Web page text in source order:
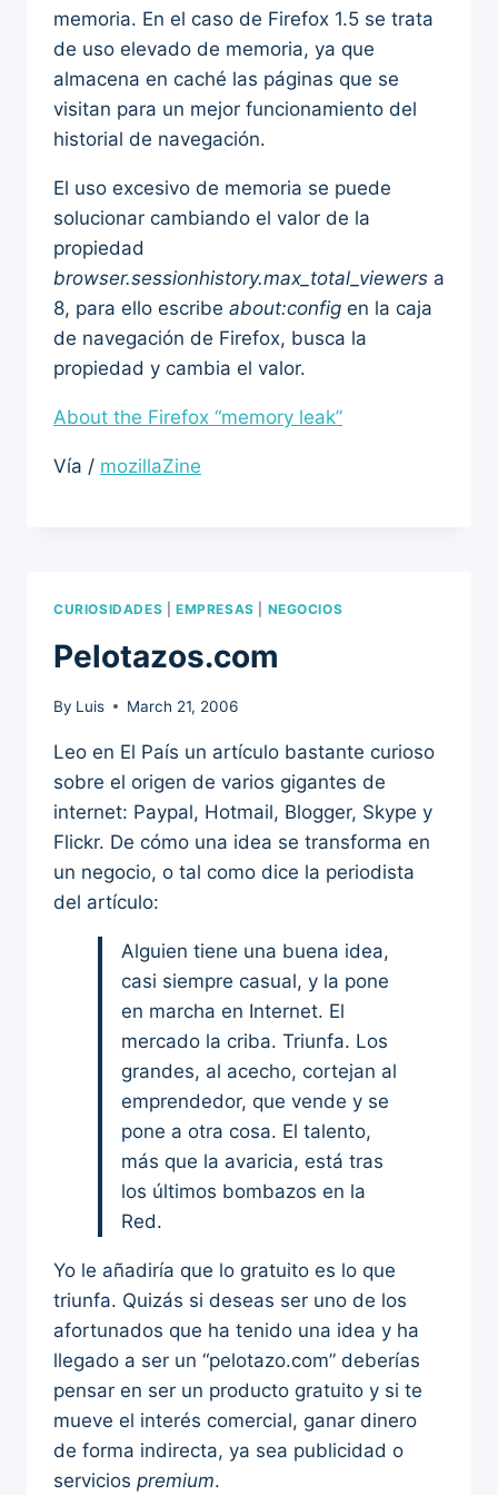
memoria. En el caso de Firefox 1.5 se trata
de uso elevado de memoria, ya que
almacena en caché las páginas que se
visitan para un mejor funcionamiento del
historial de navegación.
El uso excesivo de memoria se puede
solucionar cambiando el valor de la
propiedad
browser.sessionhistory.max_total_viewers a
8, para ello escribe about:config en la caja
de navegación de Firefox, busca la
propiedad y cambia el valor.
About the Firefox “memory leak”
Vía / mozillaZine
CURIOSIDADES EMPRESAS NEGOCIOS
Pelotazos.com
By Luis March 21, 2006
Leo en El País un artículo bastante curioso
sobre el origen de varios gigantes de
internet: Paypal, Hotmail, Blogger, Skype y
Flickr. De cómo una idea se transforma en
un negocio, o tal como dice la periodista
del artículo:
Alguien tiene una buena idea,
casi siempre casual, y la pone
en marcha en Internet. El
mercado la criba. Triunfa. Los
grandes, al acecho, cortejan al
emprendedor, que vende y se
pone a otra cosa. El talento,
más que la avaricia, está tras
los últimos bombazos en la
Red.
Yo le añadiría que lo gratuito es lo que
triunfa. Quizás si deseas ser uno de los
afortunados que ha tenido una idea y ha
llegado a ser un “pelotazo.com” deberías
pensar en ser un producto gratuito y si te
mueve el interés comercial, ganar dinero
de forma indirecta, ya sea publicidad o
servicios premium.